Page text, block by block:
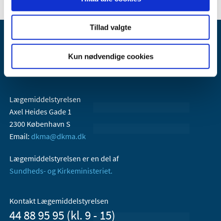
Tillad valgte
Kun nødvendige cookies
Lægemiddelstyrelsen
Axel Heides Gade 1
2300 København S
Email: dkma@dkma.dk
Lægemiddelstyrelsen er en del af
Sundheds- og Kirkeministeriet.
Kontakt Lægemiddelstyrelsen
44 88 95 95 (kl. 9 - 15)